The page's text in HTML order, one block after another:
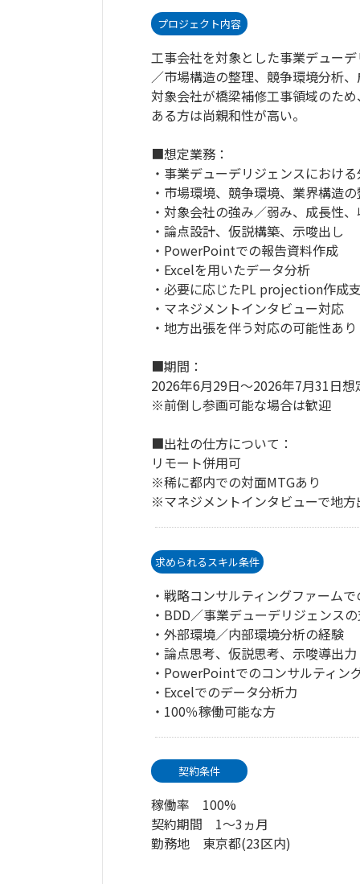
プロジェクト内容
工事会社を対象とした事業デュー
／市場構造の整理、競争環境分析
対象会社が橋梁補修工事領域のた
ある方は尚親和性が高い。
■想定業務：
・事業デューデリジェンスにおけ
・市場環境、競争環境、業界構造
・対象会社の強み／弱み、成長性
・論点設計、仮説構築、示唆出し
・PowerPointでの報告資料作成
・Excelを用いたデータ分析
・必要に応じたPL projection作成
・マネジメントインタビュー対応
・地方出張を伴う対応の可能性あり
■期間：
2026年6月29日～2026年7月31日想
※前倒し参画可能な場合は歓迎
■出社の仕方について：
リモート併用可
※稀に都内での対面MTGあり
※マネジメントインタビューで地方
求められるスキル条件
・戦略コンサルティングファーム
・BDD／事業デューデリジェンス
・外部環境／内部環境分析の経験
・論点思考、仮説思考、示唆導出力
・PowerPointでのコンサルティン
・Excelでのデータ分析力
・100％稼働可能な方
契約条件
稼働率 100%
契約期間 1～3ヵ月
勤務地 東京都(23区内)